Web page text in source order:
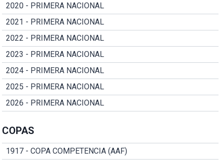
2020 - PRIMERA NACIONAL
2021 - PRIMERA NACIONAL
2022 - PRIMERA NACIONAL
2023 - PRIMERA NACIONAL
2024 - PRIMERA NACIONAL
2025 - PRIMERA NACIONAL
2026 - PRIMERA NACIONAL
COPAS
1917 - COPA COMPETENCIA (AAF)